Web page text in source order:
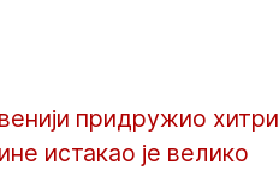
придружио хитри
истакао је велико